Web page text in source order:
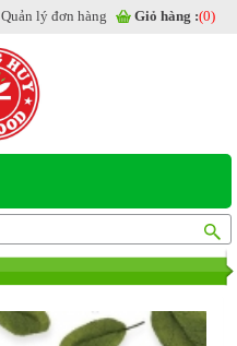
Quản lý đơn hàng Giỏ hàng :(0)